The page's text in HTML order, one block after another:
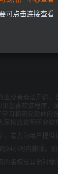
或者非法用途
您喜欢该程序，
习和研究软件
按此说明研究软
着力为用户提供
小时内删除。
版权或其他利益
可点击连接查看